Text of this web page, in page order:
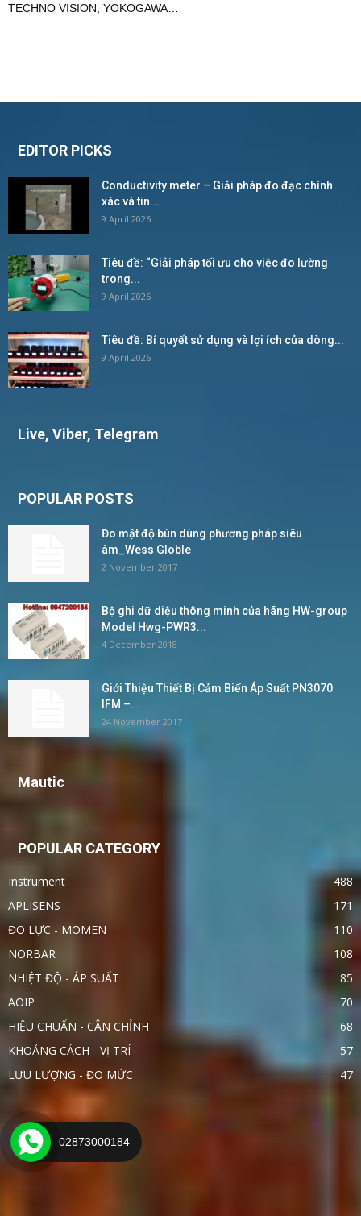
TECHNO VISION, YOKOGAWA…
EDITOR PICKS
Conductivity meter – Giải pháp đo đạc chính
xác và tin...
9 April 2026
Tiêu đề: “Giải pháp tối ưu cho việc đo lường
trong...
9 April 2026
Tiêu đề: Bí quyết sử dụng và lợi ích của dòng...
9 April 2026
Live, Viber, Telegram
POPULAR POSTS
Đo mật độ bùn dùng phương pháp siêu
âm_Wess Globle
2 November 2017
Bộ ghi dữ diệu thông minh của hãng HW-group
Model Hwg-PWR3...
4 December 2018
Giới Thiệu Thiết Bị Cảm Biến Áp Suất PN3070
IFM –...
24 November 2017
Mautic
POPULAR CATEGORY
Instrument
488
APLISENS
171
ĐO LỰC - MOMEN
110
NORBAR
108
NHIỆT ĐỘ - ÁP SUẤT
85
AOIP
70
HIỆU CHUẨN - CÂN CHỈNH
68
KHOẢNG CÁCH - VỊ TRÍ
57
LƯU LƯỢNG - ĐO MỨC
47
Zalo
02873000184